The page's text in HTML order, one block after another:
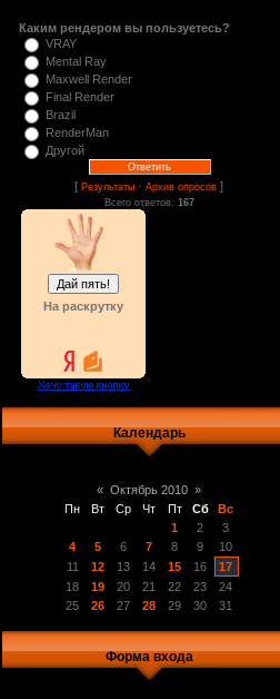
Каким рендером вы пользуетесь?
VRAY
Mental Ray
Maxwell Render
Final Render
Brazil
RenderMan
Другой
[Результаты ·Архив опросов ]
Всего ответов: 167
На раскрутку
Календарь
« Октябрь 2010 »
Пн
Вт Ср Чт Пт Сб
Вс
1
2
3
4
5 6 7 8 9
10
11
12 13 14 15 16
17
18
19 20 21 22 23
24
25
26 27 28 29 30 31
Форма входа